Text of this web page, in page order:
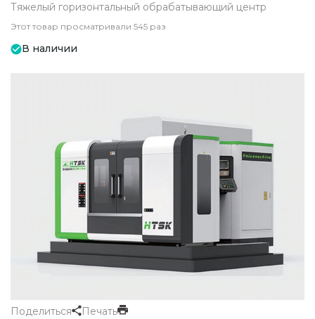
Тяжелый горизонтальный обрабатывающий центр
Этот товар просматривали 545 раз
В наличии
Поделиться Печать